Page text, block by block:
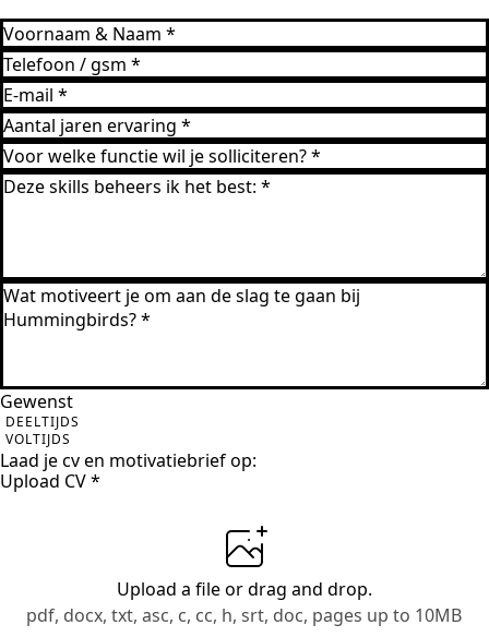
Gewenst
DEELTIJDS
VOLTIJDS
Laad je cv en motivatiebrief op:
Upload CV*
Upload a fileor drag and drop.
pdf, docx, txt, asc, c, cc, h, srt, doc, pages up to 10MB